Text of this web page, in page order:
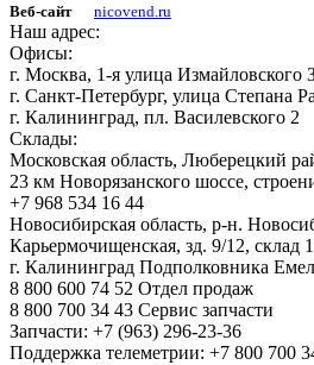
Веб-сайт
nicovend.ru
Наш адрес:
Офисы:
г. Москва, 1-я улица Измайловского
г. Санкт-Петербург, улица Степана
г. Калининград, пл. Василевского 2
Склады:
Московская область, Люберецкий
23 км Новорязанского шоссе,
+7 968 534 16 44
Новосибирская область, р-н.
Карьермочищенская, зд. 9/12, склад
г. Калининград Подполковника
8 800 600 74 52 Отдел продаж
8 800 700 34 43 Сервис запчасти
Запчасти: +7 (963) 296-23-36
Поддержка телеметрии: +7 800 700